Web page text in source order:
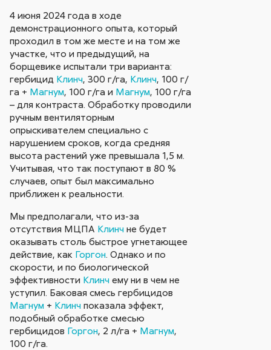
4 июня 2024 года в ходе
демонстрационного опыта, который
проходил в том же месте и на том же
участке, что и предыдущий, на
борщевике испытали три варианта:
гербицид Клинч, 300 г/га, Клинч, 100 г/
га + Магнум, 100 г/га и Магнум, 100 г/га
– для контраста. Обработку проводили
ручным вентиляторным
опрыскивателем специально с
нарушением сроков, когда средняя
высота растений уже превышала 1,5 м.
Учитывая, что так поступают в 80 %
случаев, опыт был максимально
приближен к реальности.
Мы предполагали, что из-за
отсутствия МЦПА Клинч не будет
оказывать столь быстрое угнетающее
действие, как Горгон. Однако и по
скорости, и по биологической
эффективности Клинч ему ни в чем не
уступил. Баковая смесь гербицидов
Магнум + Клинч показала эффект,
подобный обработке смесью
гербицидов Горгон, 2 л/га + Магнум,
100 г/га.